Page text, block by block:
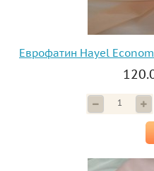
Еврофатин Hayel